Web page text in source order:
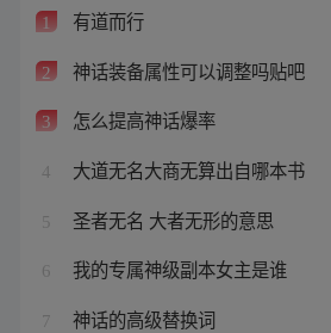
1 有道而行
2 神话装备属性可以调整吗贴吧
3 怎么提高神话爆率
4 大道无名大商无算出自哪本书
5 圣者无名 大者无形的意思
6 我的专属神级副本女主是谁
7 神话的高级替换词